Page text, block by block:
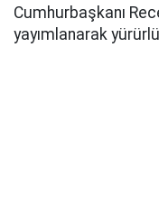
Cumhurbaşkanı
yayımlanarak